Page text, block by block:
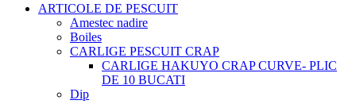
ARTICOLE DE PESCUIT
Amestec nadire
Boiles
CARLIGE PESCUIT CRAP
CARLIGE HAKUYO CRAP CURVE- PLIC
DE 10 BUCATI
Dip